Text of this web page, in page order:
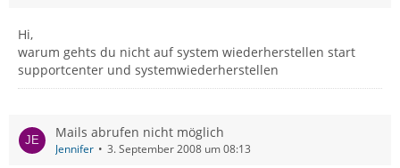
Hi,
warum gehts du nicht auf system wiederherstellen start
supportcenter und systemwiederherstellen
Mails abrufen nicht möglich
Jennifer 3. September 2008 um 08:13